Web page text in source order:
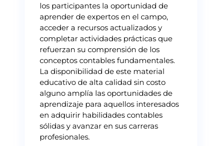
los participantes la oportunidad de
aprender de expertos en el campo,
acceder a recursos actualizados y
completar actividades prácticas que
refuerzan su comprensión de los
conceptos contables fundamentales.
La disponibilidad de este material
educativo de alta calidad sin costo
alguno amplía las oportunidades de
aprendizaje para aquellos interesados
en adquirir habilidades contables
sólidas y avanzar en sus carreras
profesionales.